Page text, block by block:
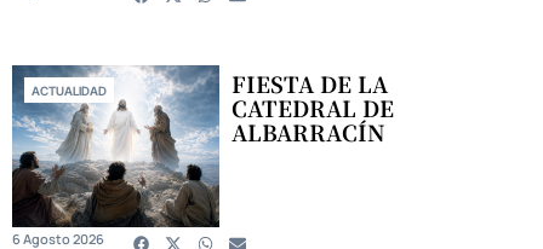
ACTUALIDAD FIESTA DE LA
CATEDRAL DE
ALBARRACÍN
6 Agosto 2026